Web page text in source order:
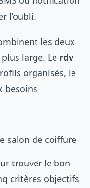
l’oubli.
les deux
large. Le rdv
organisés, le
besoins
salon de coiffure
trouver le bon
critères objectifs